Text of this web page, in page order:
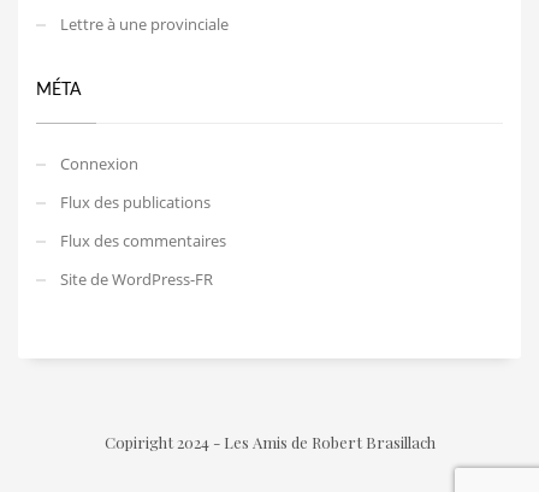
Lettre à une provinciale
MÉTA
Connexion
Flux des publications
Flux des commentaires
Site de WordPress-FR
Copiright 2024 - Les Amis de Robert Brasillach